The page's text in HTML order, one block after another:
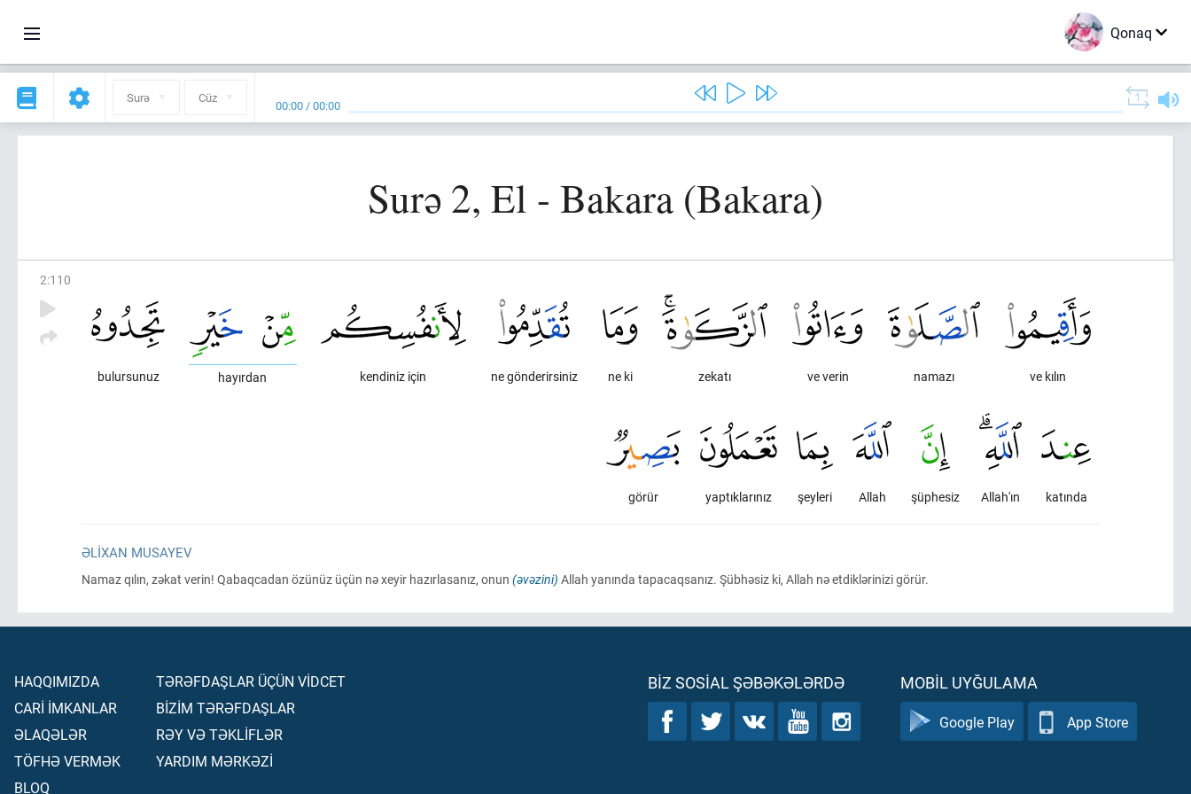
Qonaq
Surə Cüz 00:00 /00:00
Surə 2, El - Bakara (Bakara)
2:110
ve kılın
namazı
ve verin
zekatı
ne ki
ne gönderirsiniz
kendiniz için
hayırdan
bulursunuz
katında
Allah'ın
şüphesiz
Allah
şeyleri
yaptıklarınız
görür
ƏLIXAN MUSAYEV
Namaz qılın, zəkat verin! Qabaqcadan özünüz üçün nə xeyir hazırlasanız, onun (əvəzini) Allah yanında tapacaqsanız. Şübhəsiz ki, Allah nə etdiklərinizi görür.
HAQQIMIZDA
CARİ İMKANLAR
ƏLAQƏLƏR
TÖFHƏ VERMƏK
BLOQ
TƏRƏFDAŞLAR ÜÇÜN VİDCET
BİZİM TƏRƏFDAŞLAR
RƏY VƏ TƏKLİFLƏR
YARDIM MƏRKƏZİ
BIZ SOSIAL ŞƏBƏKƏLƏRDƏ MOBIL UYĞULAMA
Google Play App Store